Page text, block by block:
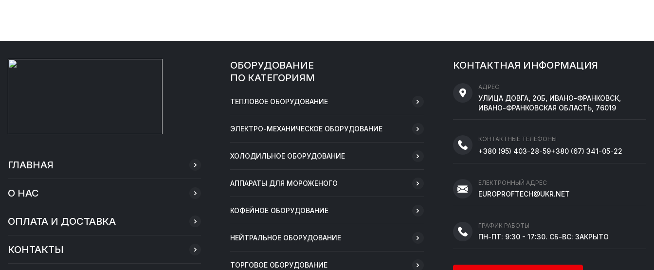
ГЛАВНАЯ
О НАС
ОПЛАТА И ДОСТАВКА
КОНТАКТЫ
ОБОРУДОВАНИЕ
ПО КАТЕГОРИЯМ
ТЕПЛОВОЕ ОБОРУДОВАНИЕ
ЭЛЕКТРО-МЕХАНИЧЕСКОЕ ОБОРУДОВАНИЕ
ХОЛОДИЛЬНОЕ ОБОРУДОВАНИЕ
АППАРАТЫ ДЛЯ МОРОЖЕНОГО
КОФЕЙНОЕ ОБОРУДОВАНИЕ
НЕЙТРАЛЬНОЕ ОБОРУДОВАНИЕ
ТОРГОВОЕ ОБОРУДОВАНИЕ
КОНТАКТНАЯ ИНФОРМАЦИЯ
АДРЕС
УЛИЦА ДОВГА, 20Б, ИВАНО-ФРАНКОВСК,
ИВАНО-ФРАНКОВСКАЯ ОБЛАСТЬ, 76019
КОНТАКТНЫЕ ТЕЛЕФОНЫ
+380 (95) 403-28-59+380 (67) 341-05-22
ЕЛЕКТРОННЫЙ АДРЕС
EUROPROFTECH@UKR.NET
ГРАФИК РАБОТЫ
ПН-ПТ: 9:30 - 17:30. СБ-ВС: ЗАКРЫТО